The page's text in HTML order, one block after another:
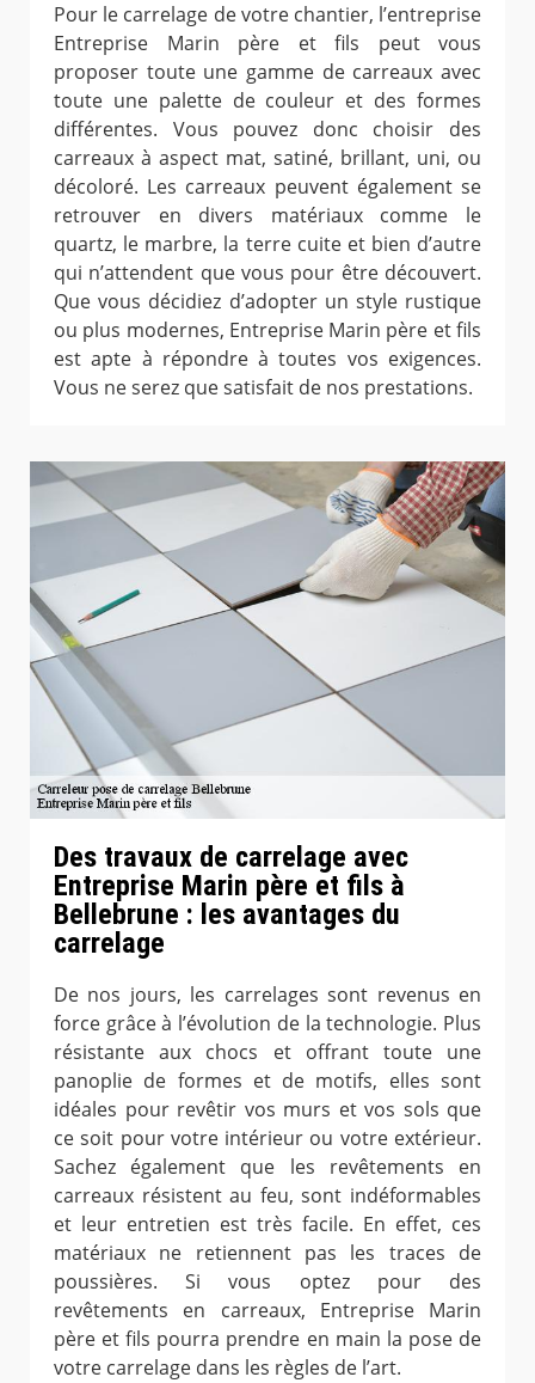
Pour le carrelage de votre chantier, l’entreprise
Entreprise Marin père et fils peut vous
proposer toute une gamme de carreaux avec
toute une palette de couleur et des formes
différentes. Vous pouvez donc choisir des
carreaux à aspect mat, satiné, brillant, uni, ou
décoloré. Les carreaux peuvent également se
retrouver en divers matériaux comme le
quartz, le marbre, la terre cuite et bien d’autre
qui n’attendent que vous pour être découvert.
Que vous décidiez d’adopter un style rustique
ou plus modernes, Entreprise Marin père et fils
est apte à répondre à toutes vos exigences.
Vous ne serez que satisfait de nos prestations.
Des travaux de carrelage avec
Entreprise Marin père et fils à
Bellebrune : les avantages du
carrelage
De nos jours, les carrelages sont revenus en
force grâce à l’évolution de la technologie. Plus
résistante aux chocs et offrant toute une
panoplie de formes et de motifs, elles sont
idéales pour revêtir vos murs et vos sols que
ce soit pour votre intérieur ou votre extérieur.
Sachez également que les revêtements en
carreaux résistent au feu, sont indéformables
et leur entretien est très facile. En effet, ces
matériaux ne retiennent pas les traces de
poussières. Si vous optez pour des
revêtements en carreaux, Entreprise Marin
père et fils pourra prendre en main la pose de
votre carrelage dans les règles de l’art.